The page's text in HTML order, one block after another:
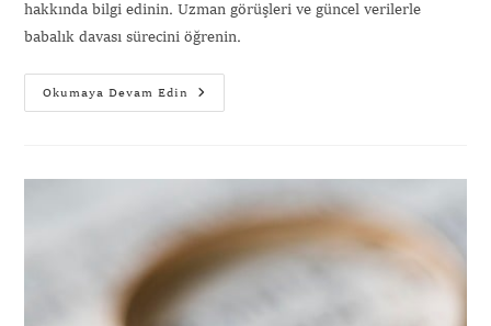
hakkında bilgi edinin. Uzman görüşleri ve güncel verilerle
babalık davası sürecini öğrenin.
Okumaya Devam Edin